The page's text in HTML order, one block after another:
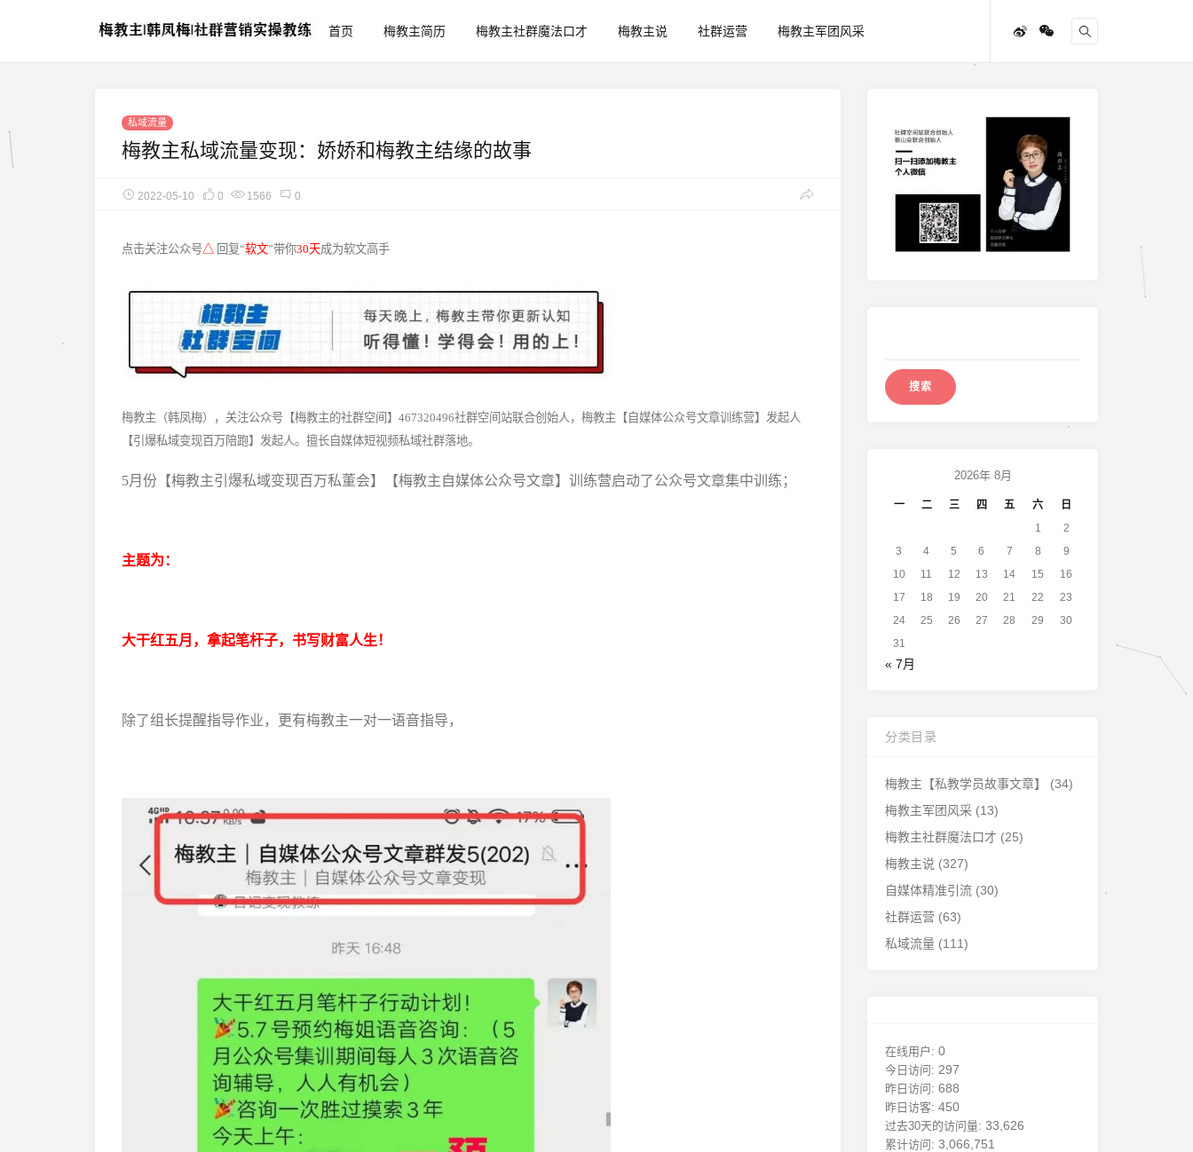
首页 梅教主简历 梅教主社群魔法口才 梅教主说 社群运营 梅教主军团风采
私域流量
梅教主私域流量变现：娇娇和梅教主结缘的故事
2022-05-10 0 1566 0
点击关注公众号△ 回复“软文”带你30天成为软文高手
梅教主（韩凤梅），关注公众号【梅教主的社群空间】467320496社群空间站联合创始人，梅教主【自媒体公众号文章训练营】发起人
【引爆私域变现百万陪跑】发起人。擅长自媒体短视频私域社群落地。
5月份【梅教主引爆私域变现百万私董会】【梅教主自媒体公众号文章】训练营启动了公众号文章集中训练；
主题为：
大干红五月，拿起笔杆子，书写财富人生！
除了组长提醒指导作业，更有梅教主一对一语音指导，
2026年 8月
一 二 三 四 五 六
日
1
2
3
4 5 6 7 8
9
10
11 12 13 14 15
16
17
18 19 20 21 22
23
24
25 26 27 28 29
30
31
« 7月
分类目录
梅教主【私教学员故事文章】
(34)
梅教主军团风采 (13)
梅教主社群魔法口才 (25)
梅教主说 (327)
自媒体精准引流 (30)
社群运营 (63)
私域流量 (111)
在线用户: 0
今日访问: 297
昨日访问: 688
昨日访客: 450
过去30天的访问量: 33,626
累计访问: 3,066,751